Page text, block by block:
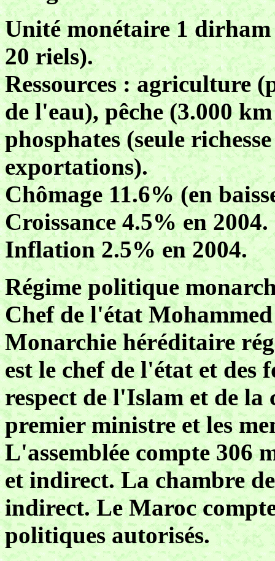
Unité monétaire 1
20 riels).
Ressources : agriculture
de l'eau), pêche (3.000
phosphates (seule
exportations).
Chômage 11.6% (en
Croissance 4.5% en 2004.
Inflation 2.5% en 2004.
Régime politique
Chef de l'état
Monarchie héréditaire
est le chef de l'état et des
respect de l'Islam et de
premier ministre et les
L'assemblée compte 306
et indirect. La chambre
indirect. Le Maroc
politiques autorisés.